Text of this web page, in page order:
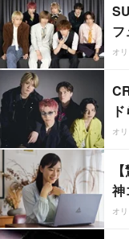
フ
オ
オ
神
オ